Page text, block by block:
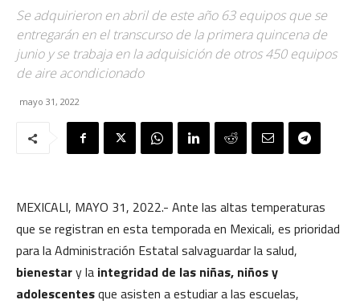
Se adquirieron en abril de este año 63 equipos que se
entregarán en el transcurso de la primera quincena de
junio y se trabaja en la adquisición de otros 450 equipos
de aire acondicionado
mayo 31, 2022
MEXICALI, MAYO 31, 2022.- Ante las altas temperaturas
que se registran en esta temporada en Mexicali, es prioridad
para la Administración Estatal salvaguardar la salud,
bienestary la integridad de las niñas, niños y
adolescentesque asisten a estudiar a las escuelas,